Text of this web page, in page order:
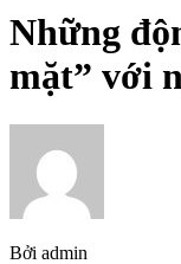
Những
mặt” với
Bởi admin